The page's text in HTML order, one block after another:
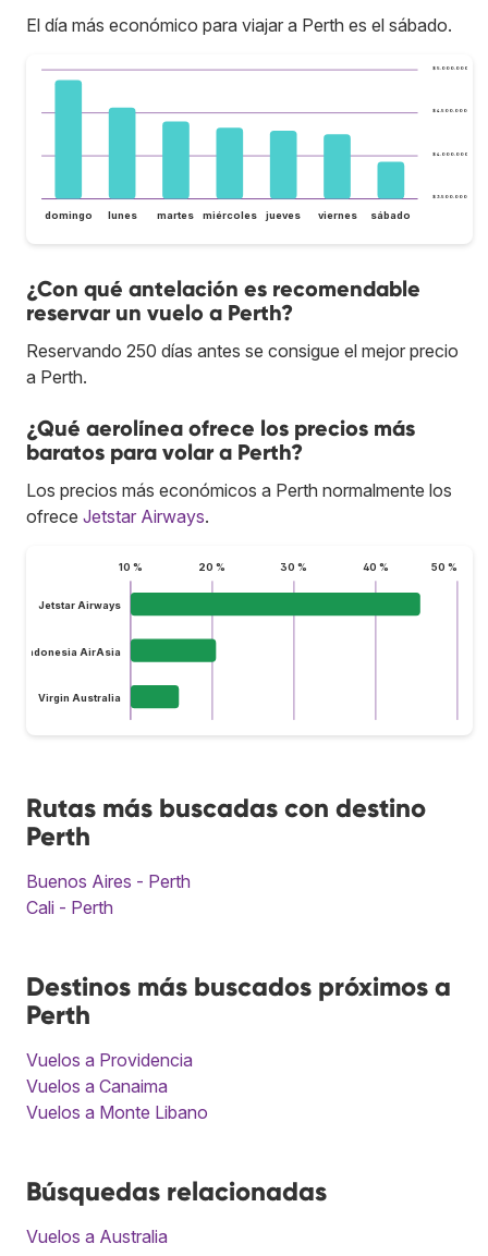
El día más económico para viajar a Perth es el sábado.
$ 3.500.000
$ 4.000.000
$ 4.500.000
$ 5.000.000
domingo lunes martes miércoles jueves viernes sábado
¿Con qué antelación es recomendable
reservar un vuelo a Perth?
Reservando 250 días antes se consigue el mejor precio
a Perth.
¿Qué aerolínea ofrece los precios más
baratos para volar a Perth?
Los precios más económicos a Perth normalmente los
ofrece Jetstar Airways.
10 % 20 % 30 % 40 % 50 %
Jetstar Airways
Indonesia AirAsia
Virgin Australia
Rutas más buscadas con destino
Perth
Buenos Aires - Perth
Cali - Perth
Destinos más buscados próximos a
Perth
Vuelos a Providencia
Vuelos a Canaima
Vuelos a Monte Libano
Búsquedas relacionadas
Vuelos a Australia